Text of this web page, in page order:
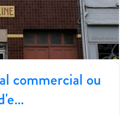
commercial ou